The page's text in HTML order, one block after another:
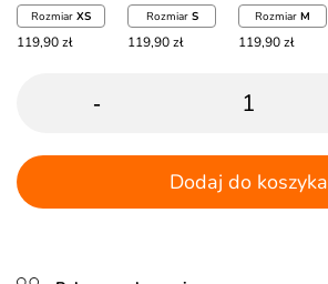
Rozmiar XS
119,90 zł
Rozmiar S
119,90 zł
Rozmiar M
119,90 zł
-
Dodaj do koszyka